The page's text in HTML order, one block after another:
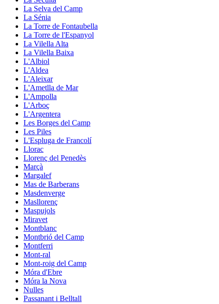
La Selva del Camp
La Sénia
La Torre de Fontaubella
La Torre de l'Espanyol
La Vilella Alta
La Vilella Baixa
L'Albiol
L'Aldea
L'Aleixar
L'Ametlla de Mar
L'Ampolla
L'Arboç
L'Argentera
Les Borges del Camp
Les Piles
L'Espluga de Francolí
Llorac
Llorenç del Penedès
Marçà
Margalef
Mas de Barberans
Masdenverge
Masllorenç
Maspujols
Miravet
Montblanc
Montbrió del Camp
Montferri
Mont-ral
Mont-roig del Camp
Móra d'Ebre
Móra la Nova
Nulles
Passanant i Belltall